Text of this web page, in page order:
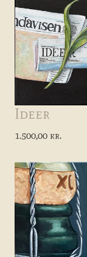
Ideer
1.500,00 kr.